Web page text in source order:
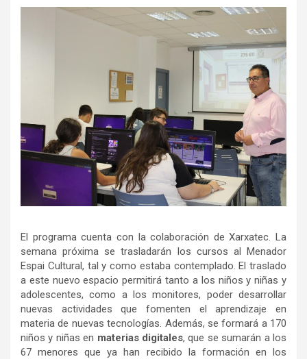
El programa cuenta con la colaboración de Xarxatec. La
semana próxima se trasladarán los cursos al Menador
Espai Cultural, tal y como estaba contemplado.El traslado
a este nuevo espacio permitirá tanto a los niños y niñas y
adolescentes, como a los monitores, poder desarrollar
nuevas actividades que fomenten el aprendizaje en
materia de nuevas tecnologías. Además, se formará a 170
niños y niñas en materias digitales, que se sumarán a los
67 menores que ya han recibido la formación en los